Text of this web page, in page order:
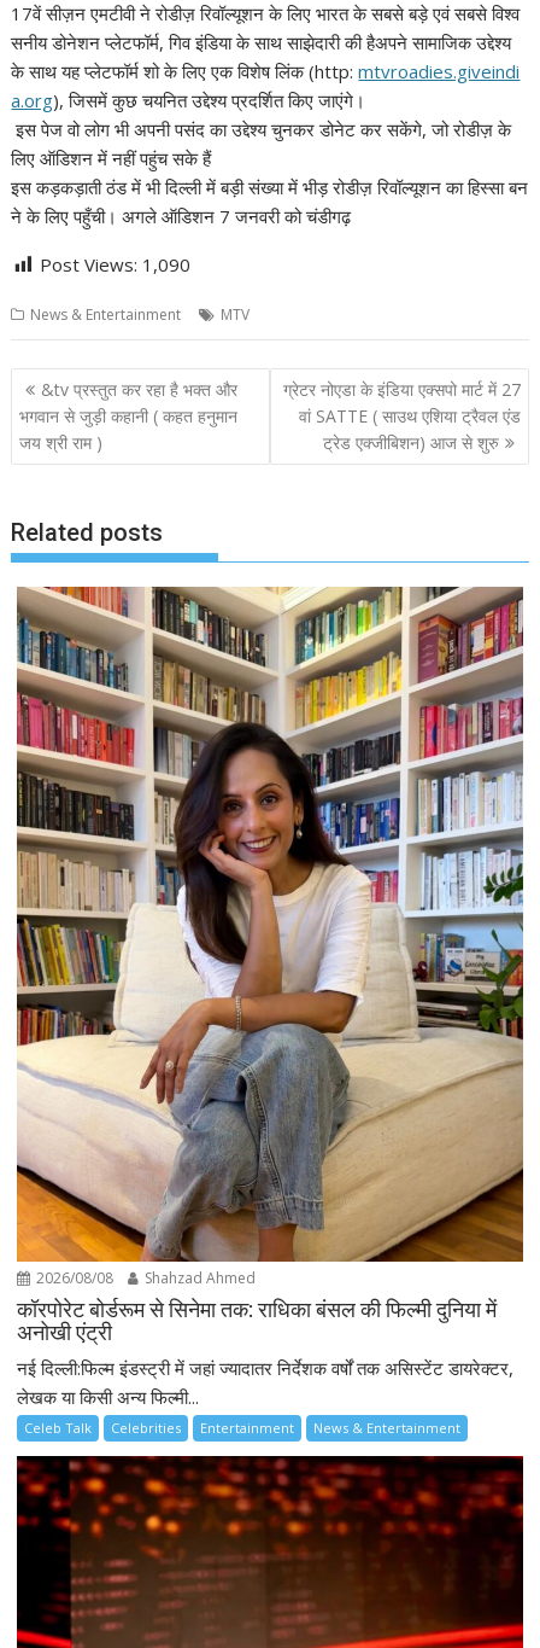
17वें सीज़न एमटीवी ने रोडीज़ रिवॉल्यूशन के लिए भारत के सबसे बड़े एवं सबसे विश्व
सनीय डोनेशन प्लेटफॉर्म, गिव इंडिया के साथ साझेदारी की हैअपने सामाजिक उद्देश्य
के साथ यह प्लेटफॉर्म शो के लिए एक विशेष लिंक (http:mtvroadies.giveindi
a.org), जिसमें कुछ चयनित उद्देश्य प्रदर्शित किए जाएंगे।
इस पेज वो लोग भी अपनी पसंद का उद्देश्य चुनकर डोनेट कर सकेंगे, जो रोडीज़ के
लिए ऑडिशन में नहीं पहुंच सके हैं
इस कड़कड़ाती ठंड में भी दिल्ली में बड़ी संख्या में भीड़ रोडीज़ रिवॉल्यूशन का हिस्सा बन
ने के लिए पहुँची। अगले ऑडिशन 7 जनवरी को चंडीगढ़
Post Views: 1,090
News & Entertainment MTV
Post
navigation
&tv प्रस्तुत कर रहा है भक्त और
भगवान से जुड़ी कहानी ( कहत हनुमान
जय श्री राम )
ग्रेटर नोएडा के इंडिया एक्सपो मार्ट में 27
वां SATTE ( साउथ एशिया ट्रैवल एंड
ट्रेड एक्जीबिशन) आज से शुरु
Related posts
2026/08/08 Shahzad Ahmed
कॉरपोरेट बोर्डरूम से सिनेमा तक: राधिका बंसल की फिल्मी दुनिया में
अनोखी एंट्री
नई दिल्ली:फिल्म इंडस्ट्री में जहां ज्यादातर निर्देशक वर्षों तक असिस्टेंट डायरेक्टर,
लेखक या किसी अन्य फिल्मी...
Celeb Talk Celebrities Entertainment News & Entertainment